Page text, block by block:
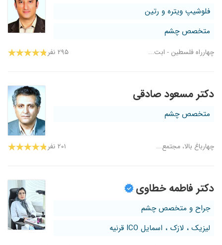
فلوشیپ ویتره و رتین
متخصص چشم
چهارراه فلسطین - ابت... ۲۹۵ نفر
دکتر مسعود صادقی
متخصص چشم
چهارباغ بالا، مجتمع... ۲۰۱ نفر
دکتر فاطمه خطاوی
جراح و متخصص چشم
لیزیک ، لازک ، اسمایل ICO قرنیه